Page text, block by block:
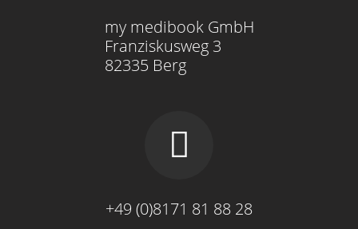
my medibook GmbH
Franziskusweg 3
82335 Berg
+49 (0)8171 81 88 28